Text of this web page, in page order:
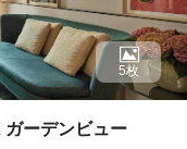
ガーデンビュー
5枚